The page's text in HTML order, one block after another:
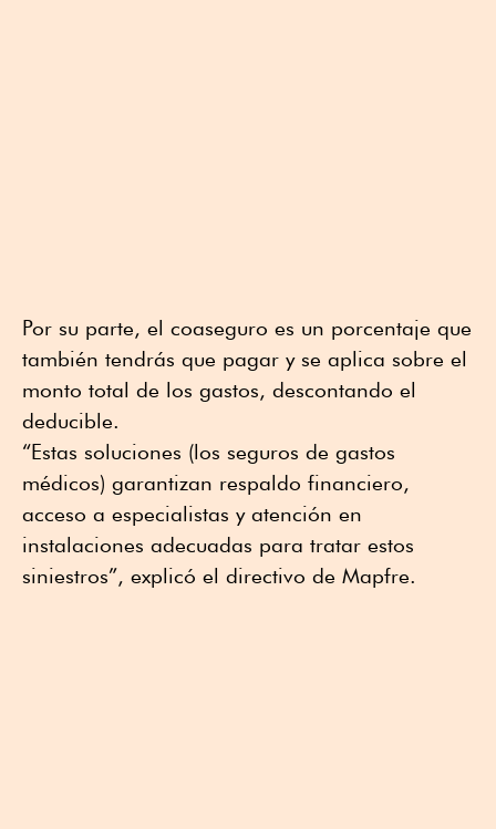
Por su parte, el coaseguro es un porcentaje que
también tendrás que pagar y se aplica sobre el
monto total de los gastos, descontando el
deducible.
“Estas soluciones (los seguros de gastos
médicos) garantizan respaldo financiero,
acceso a especialistas y atención en
instalaciones adecuadas para tratar estos
siniestros”, explicó el directivo de Mapfre.